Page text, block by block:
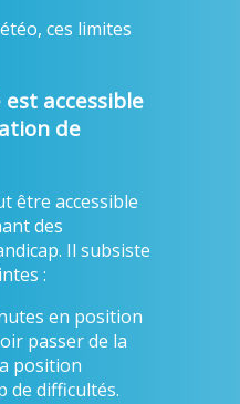
ces limites
accessible
de
être accessible
des
Il subsiste
:
en position
passer de la
position
de difficultés.